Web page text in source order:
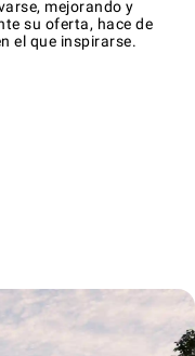
mejorando y
su oferta, hace de
el que inspirarse.